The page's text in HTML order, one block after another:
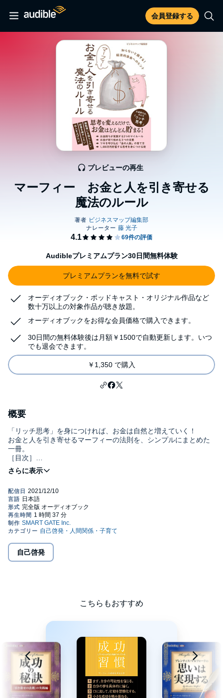
会員登録する
マーフィー お金と人を引き寄せる
魔法のルール
プレビューの再生
Audibleプレミアムプラン30日間無料体験
プレミアムプランを無料で試す
オーディオブック・ポッドキャスト・オリジナル作品など
数十万以上の対象作品が聴き放題。
オーディオブックをお得な会員価格で購入できます。
30日間の無料体験後は月額￥1500で自動更新します。いつ
でも退会できます。
￥1,350 で購入
概要
「リッチ思考」を身につければ、お金は自然と増えていく！
お金と人を引き寄せるマーフィーの法則を、シンプルにまとめた
一冊。
［目次］
第一章 本当は、誰でもお金持ちになれる
第二章 仕事でお金を呼ぶ簡単なルール
第四章 お金に好かれる自分をつくる
お金持ちになりたいと思っている人は、世界中にたくさんいま
す。でも、そのなかから実際にお金持ちになる人は、どのくらい
いるでしょうか？ おそらく、「ほんの一握りの人たちだけ」と
いっても言い過ぎではないでしょう。多くの人たちが、なかなか
引き寄せるための考え方」を知らないということです。別の言葉
で表現すると、「リッチ思考」を身につけていないだけとも言え
に変えていくだけです。さっそく、経済自由人への一歩を踏み出
しましょう。©スマートゲート
自己啓発
こちらもおすすめ